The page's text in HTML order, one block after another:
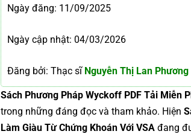
Ngày đăng: 11/09/2025
Ngày cập nhật: 04/03/2026
Đăng bởi: Thạc sĩNguyễn Thị Lan Phương
Sách Phương Pháp Wyckoff PDF Tải Miễn
trong những đáng đọc và tham khảo. Hiện
Làm Giàu Từ Chứng Khoán Với VSA đang